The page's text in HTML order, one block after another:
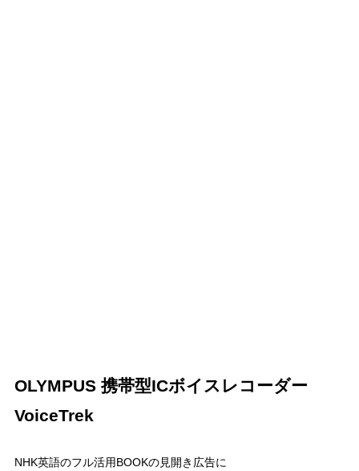
OLYMPUS 携帯型ICボイスレコーダー
VoiceTrek
NHK英語のフル活用BOOKの見開き広告に